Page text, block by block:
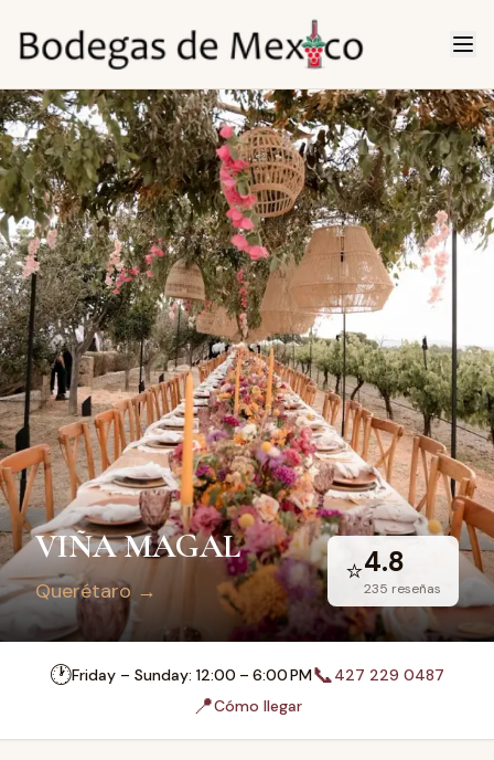
VIÑA MAGAL
Querétaro →
⭐4.8
235 reseñas
🕐Friday – Sunday: 12:00 – 6:00 PM📞427 229 0487
📍Cómo llegar